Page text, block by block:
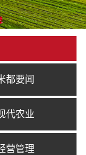
都要闻
代农业
营管理